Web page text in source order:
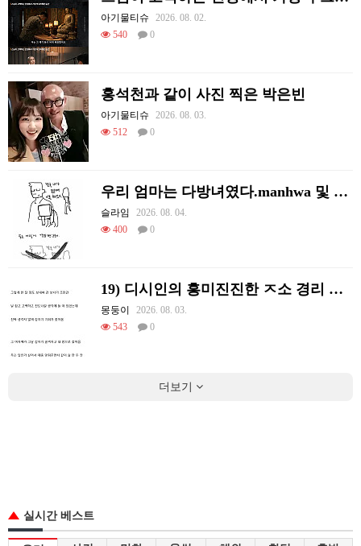
아기물티슈
2026. 08. 02.
540
0
홍석천과 같이 사진 찍은 박은빈
아기물티슈
2026. 08. 03.
512
0
우리 엄마는 다방녀였다.manhwa 및 후기
슬라임
2026. 08. 04.
400
0
19) 디시인의 흥미진진한 ㅈ소 경리 ㄸ먹은 썰
몽둥이
2026. 08. 03.
543
0
더보기
실시간 베스트